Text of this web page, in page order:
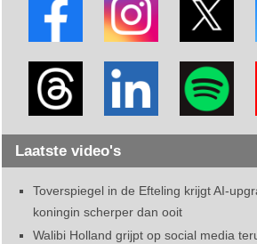
Laatste video's
Toverspiegel in de Efteling krijgt AI-
koningin scherper dan ooit
Walibi Holland grijpt op social media